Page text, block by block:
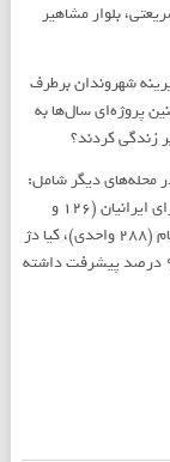
بلوار مشاهیر
شهروندان برطرف
پروژه‌ای سال‌ها به
محله‌های دیگر شامل:
قلعه لرستان، ایلیا سازه پارت، آرتا معمار غرب، نیک‌پی سرای ایرانیان (۱۲۶ و
۱۲۸ واحدی)، اسکان‌سازان پردیس، پویا بتن، ره‌دشت پیام (۲۸۸ واحدی)، کیا دژ
پرشین، بلوار ابن‌سینا و تکمیل معابر مسکن ملی فاز ۶، ۹۰ درصد پیشرفت داشته